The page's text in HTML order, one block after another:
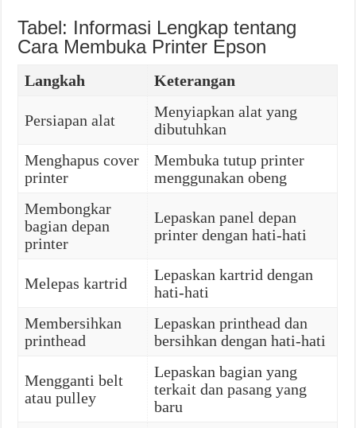
Tabel: Informasi Lengkap tentang
Cara Membuka Printer Epson
Langkah Keterangan
Persiapan alat
Menyiapkan alat yang
dibutuhkan
Menghapus cover
printer
Membuka tutup printer
menggunakan obeng
Membongkar
bagian depan
printer
Lepaskan panel depan
printer dengan hati-hati
Melepas kartrid
Lepaskan kartrid dengan
hati-hati
Membersihkan
printhead
Lepaskan printhead dan
bersihkan dengan hati-hati
Mengganti belt
atau pulley
Lepaskan bagian yang
terkait dan pasang yang
baru